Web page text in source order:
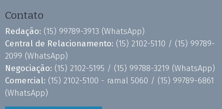
Contato
Redação: (15) 99789-3913 (WhatsApp)
Central de Relacionamento: (15) 2102-5110 / (15) 99789-
2099 (WhatsApp)
Negociação: (15) 2102-5195 / (15) 99788-3219 (WhatsApp)
Comercial: (15) 2102-5100 - ramal 5060 / (15) 99789-6861
(WhatsApp)